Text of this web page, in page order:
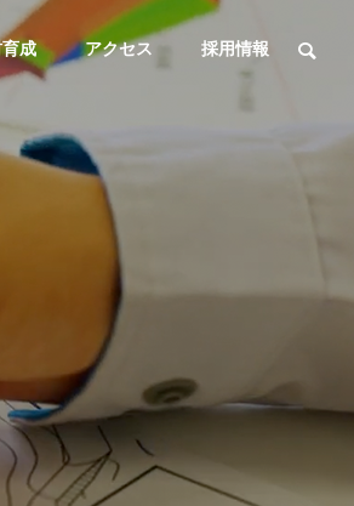
育成 アクセス 採用情報